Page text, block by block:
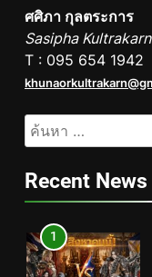
ศศิภา กุลตระการ
Sasipha Kultrakarn
T : 095 654 1942
ค้นหา
สำหรับ:
Recent News
8